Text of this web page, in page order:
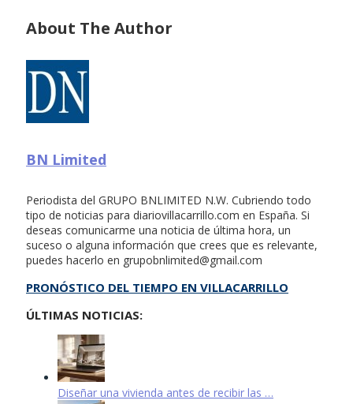
About The Author
BN Limited
Periodista del GRUPO BNLIMITED N.W. Cubriendo todo
tipo de noticias para diariovillacarrillo.com en España. Si
deseas comunicarme una noticia de última hora, un
suceso o alguna información que crees que es relevante,
puedes hacerlo en grupobnlimited@gmail.com
PRONÓSTICO DEL TIEMPO EN VILLACARRILLO
ÚLTIMAS NOTICIAS:
Diseñar una vivienda antes de recibir las …